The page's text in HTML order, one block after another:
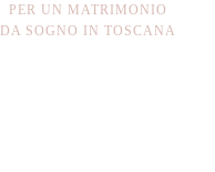
PER UN MATRIMONIO
DA SOGNO IN TOSCANA